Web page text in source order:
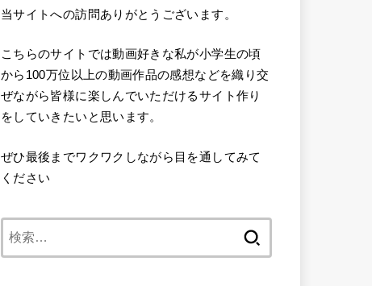
当サイトへの訪問ありがとうございます。
こちらのサイトでは動画好きな私が小学生の頃
から100万位以上の動画作品の感想などを織り交
ぜながら皆様に楽しんでいただけるサイト作り
をしていきたいと思います。
ぜひ最後までワクワクしながら目を通してみて
ください